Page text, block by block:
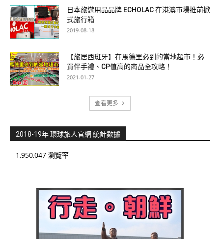
日本旅遊用品品牌 ECHOLAC 在港澳市場推前掀
式旅行箱
2019-08-18
【旅居西班牙】在馬德里必到的當地超市！必
買伴手禮、CP值高的商品全攻略！
2021-01-27
查看更多
2018-19年 環球旅人官網 統計數據
1,950,047 瀏覽率